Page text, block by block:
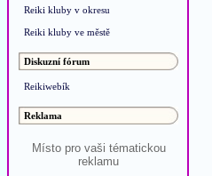
Reiki kluby v okresu
Reiki kluby ve městě
Diskuzní fórum
Reikiwebík
Reklama
Místo pro vaši tématickou
reklamu